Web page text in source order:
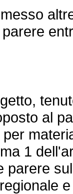
al
1
parere